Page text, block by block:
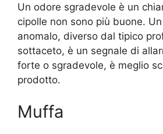
Un odore sgradevole è un
cipolle non sono più buone.
anomalo, diverso dal tipico
sottaceto, è un segnale di
forte o sgradevole, è meglio
prodotto.
Muffa